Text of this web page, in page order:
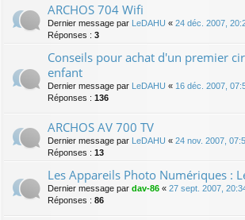
ARCHOS 704 Wifi
Dernier message par LeDAHU « 24 déc. 2007,
Réponses : 3
Conseils pour achat d'un premier
enfant
Dernier message par LeDAHU « 16 déc. 2007,
Réponses : 136
ARCHOS AV 700 TV
Dernier message par LeDAHU « 24 nov. 2007,
Réponses : 13
Les Appareils Photo Numériques :
Dernier message par dav-86 « 27 sept. 2007,
Réponses : 86